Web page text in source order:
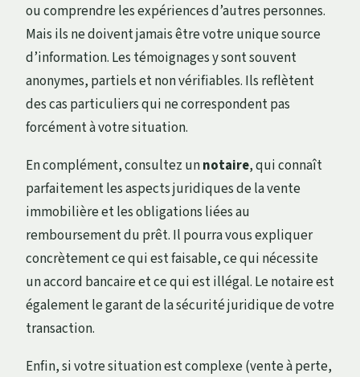
ou comprendre les expériences d’autres personnes.
Mais ils ne doivent jamais être votre unique source
d’information. Les témoignages y sont souvent
anonymes, partiels et non vérifiables. Ils reflètent
des cas particuliers qui ne correspondent pas
forcément à votre situation.
En complément, consultez unnotaire, qui connaît
parfaitement les aspects juridiques de la vente
immobilière et les obligations liées au
remboursement du prêt. Il pourra vous expliquer
concrètement ce qui est faisable, ce qui nécessite
un accord bancaire et ce qui est illégal. Le notaire est
également le garant de la sécurité juridique de votre
transaction.
Enfin, si votre situation est complexe (vente à perte,